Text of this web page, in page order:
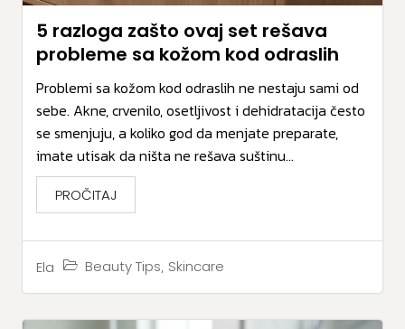
5 razloga zašto ovaj set rešava
probleme sa kožom kod odraslih
Ela Beauty Tips, Skincare
Problemi sa kožom kod odraslih ne nestaju sami od
sebe. Akne, crvenilo, osetljivost i dehidratacija često
se smenjuju, a koliko god da menjate preparate,
imate utisak da ništa ne rešava suštinu...
PROČITAJ